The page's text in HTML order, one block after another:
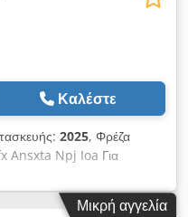
Καλέστε
2025, Φρέζα
Ansxta Npj Ioa Για
και αλουμίνιο Με
χρήση και τέλεια
Μικρή αγγελία